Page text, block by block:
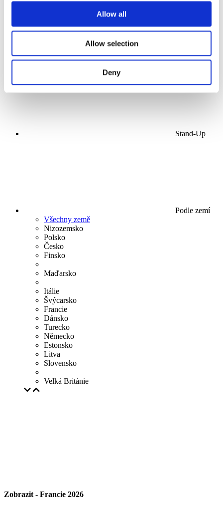
Allow all
Allow selection
Deny
Koncerty
Stand-Up
Podle zemí
Všechny země
Nizozemsko
Polsko
Česko
Finsko
Maďarsko
Itálie
Švýcarsko
Francie
Dánsko
Turecko
Německo
Estonsko
Litva
Slovensko
Velká Británie
Zobrazit - Francie 2026